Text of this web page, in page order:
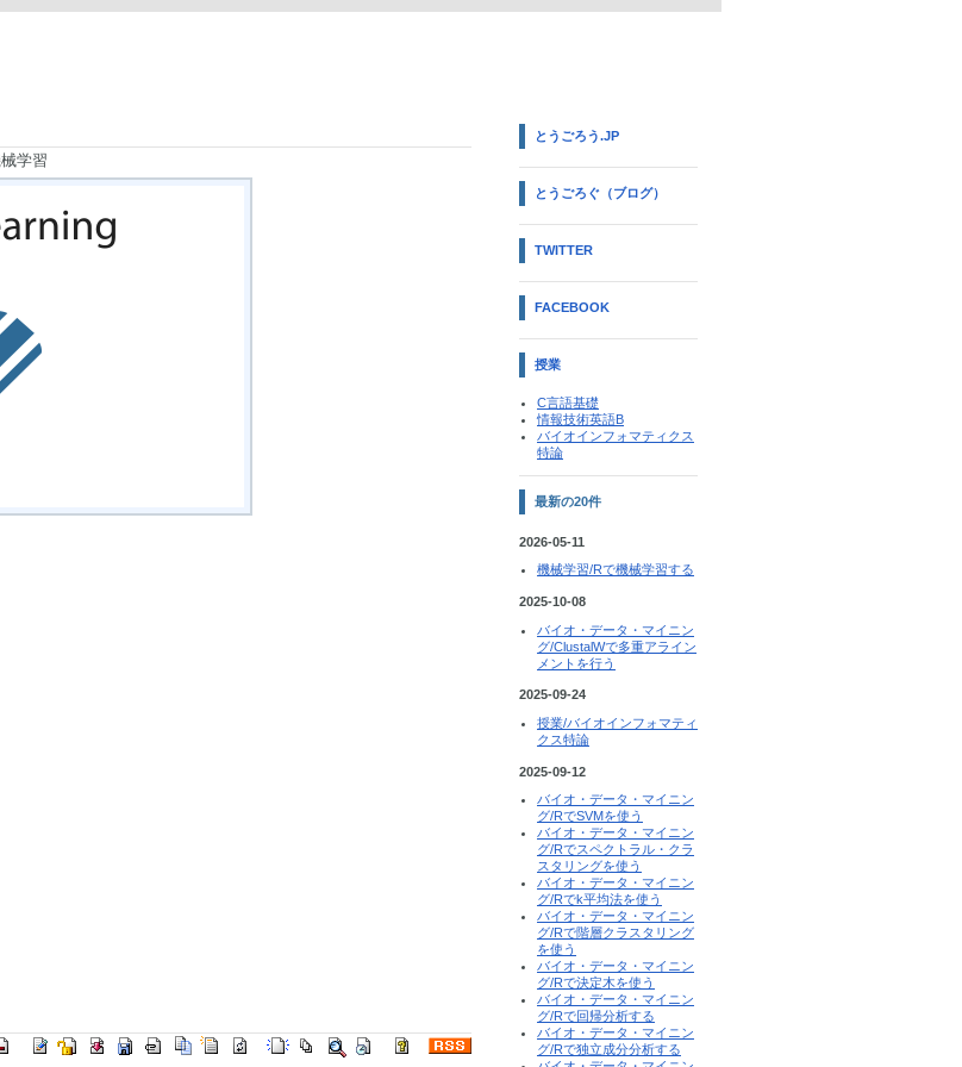
学習
とうごろう.JP
とうごろぐ（ブログ）
TWITTER
FACEBOOK
授業
C言語基礎
情報技術英語B
バイオインフォマティクス
特論
最新の20件
2026-05-11
機械学習/Rで機械学習する
2025-10-08
バイオ・データ・マイニン
グ/ClustalWで多重アライン
メントを行う
2025-09-24
授業/バイオインフォマティ
クス特論
2025-09-12
バイオ・データ・マイニン
グ/RでSVMを使う
バイオ・データ・マイニン
グ/Rでスペクトラル・クラ
スタリングを使う
バイオ・データ・マイニン
グ/Rでk平均法を使う
バイオ・データ・マイニン
グ/Rで階層クラスタリング
を使う
バイオ・データ・マイニン
グ/Rで決定木を使う
バイオ・データ・マイニン
グ/Rで回帰分析する
バイオ・データ・マイニン
グ/Rで独立成分分析する